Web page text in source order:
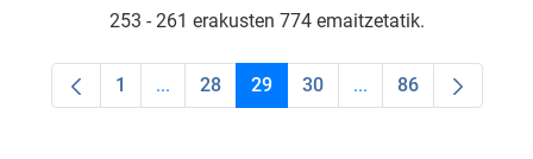
253 - 261 erakusten 774 emaitzetatik.
Orrialdea
1 ...Intermediate Pages Use TAB to navigate.
Orrialdea
28 Orrialdea
29 Orrialdea
30 ...Intermediate Pages
Orrialdea
86